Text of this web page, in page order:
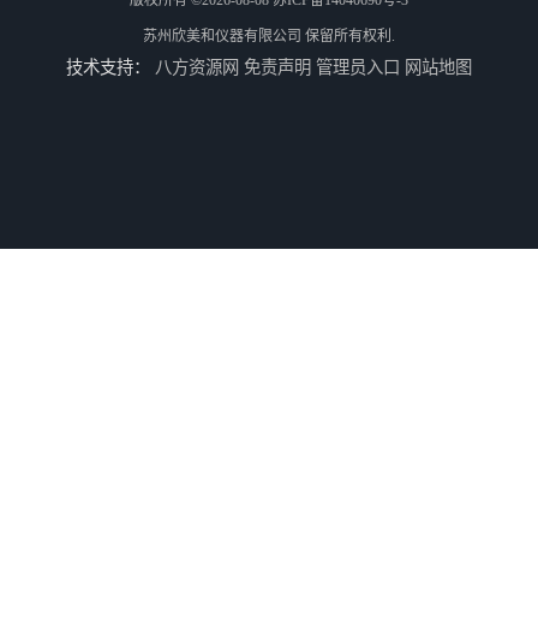
苏州欣美和仪器有限公司 保留所有权利.
技术支持： 八方资源网 免责声明 管理员入口 网站地图